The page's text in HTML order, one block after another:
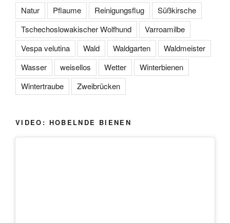
Natur
Pflaume Reinigungsflug
Süßkirsche
Tschechoslowakischer Wolfhund
Varroamilbe
Vespa velutina
Wald Waldgarten
Waldmeister
Wasser
weisellos Wetter
Winterbienen
Wintertraube
Zweibrücken
VIDEO: HOBELNDE BIENEN